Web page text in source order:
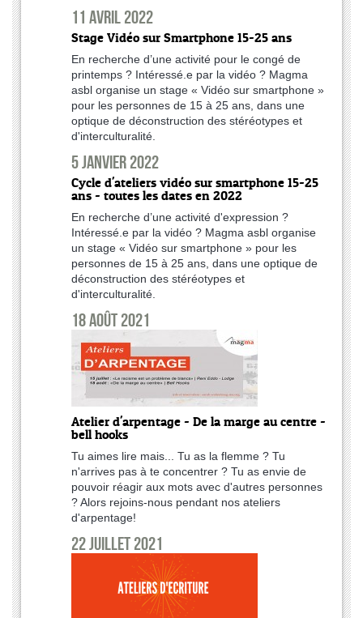
11 avril 2022
Stage Vidéo sur Smartphone 15-25 ans
En recherche d’une activité pour le congé de
printemps ? Intéressé.e par la vidéo ? Magma
asbl organise un stage « Vidéo sur smartphone »
pour les personnes de 15 à 25 ans, dans une
optique de déconstruction des stéréotypes et
d'interculturalité.
5 janvier 2022
Cycle d'ateliers vidéo sur smartphone 15-25
ans - toutes les dates en 2022
En recherche d’une activité d'expression ?
Intéressé.e par la vidéo ? Magma asbl organise
un stage « Vidéo sur smartphone » pour les
personnes de 15 à 25 ans, dans une optique de
déconstruction des stéréotypes et
d'interculturalité.
18 août 2021
Atelier d'arpentage - De la marge au centre -
bell hooks
Tu aimes lire mais... Tu as la flemme ? Tu
n'arrives pas à te concentrer ? Tu as envie de
pouvoir réagir aux mots avec d'autres personnes
? Alors rejoins-nous pendant nos ateliers
d'arpentage!
22 juillet 2021